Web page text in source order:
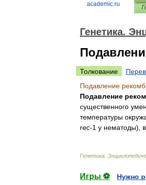
academic.ru
Генетика.
Толкование
Подавление
Подавление
существенного
температуры
rec-1 у нематоды), в
Генетика
Игры ⚽
Нужно